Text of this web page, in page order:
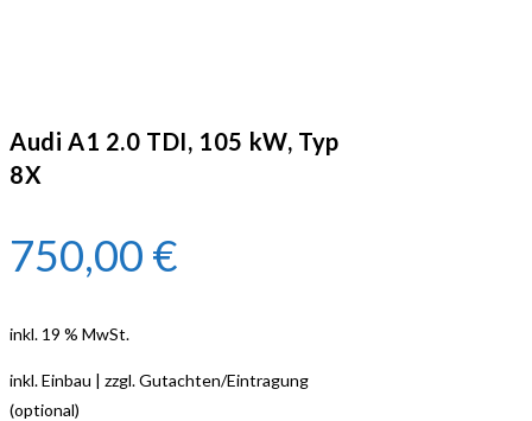
Audi A1 2.0 TDI, 105 kW, Typ
8X
750,00 €
inkl. 19 % MwSt.
inkl. Einbau | zzgl. Gutachten/Eintragung
(optional)